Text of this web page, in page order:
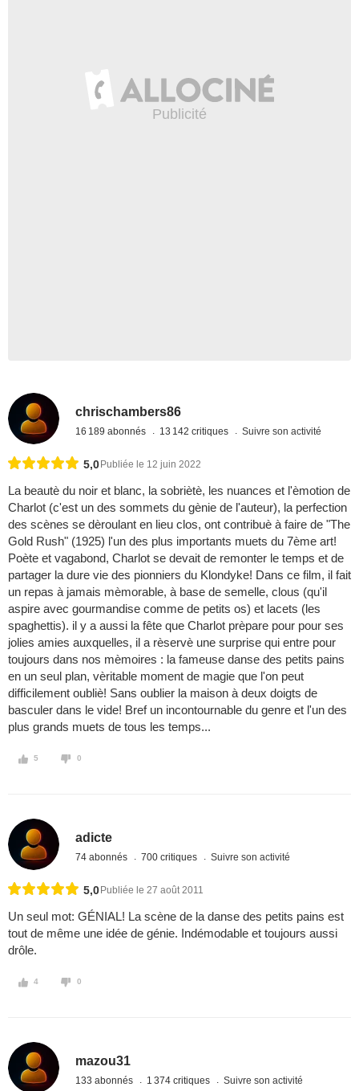
chrischambers86
16 189 abonnés 13 142 critiques Suivre son activité
5,0 Publiée le 12 juin 2022
La beautè du noir et blanc, la sobriètè, les nuances et l'èmotion de
Charlot (c'est un des sommets du gènie de l'auteur), la perfection
des scènes se dèroulant en lieu clos, ont contribuè à faire de "The
Gold Rush" (1925) l'un des plus importants muets du 7ème art!
Poète et vagabond, Charlot se devait de remonter le temps et de
partager la dure vie des pionniers du Klondyke! Dans ce film, il fait
un repas à jamais mèmorable, à base de semelle, clous (qu'il
aspire avec gourmandise comme de petits os) et lacets (les
spaghettis). il y a aussi la fête que Charlot prèpare pour pour ses
jolies amies auxquelles, il a rèservè une surprise qui entre pour
toujours dans nos mèmoires : la fameuse danse des petits pains
en un seul plan, vèritable moment de magie que l'on peut
difficilement oubliè! Sans oublier la maison à deux doigts de
basculer dans le vide! Bref un incontournable du genre et l'un des
plus grands muets de tous les temps...
5 0
adicte
74 abonnés 700 critiques Suivre son activité
5,0 Publiée le 27 août 2011
Un seul mot: GÉNIAL! La scène de la danse des petits pains est
tout de même une idée de génie. Indémodable et toujours aussi
drôle.
4 0
mazou31
133 abonnés 1 374 critiques Suivre son activité